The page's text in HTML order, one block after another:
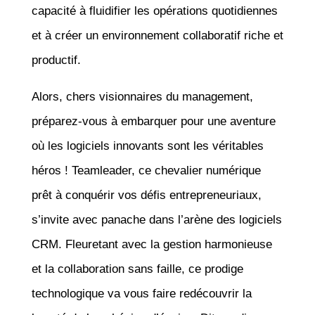
capacité à fluidifier les opérations quotidiennes
et à créer un environnement collaboratif riche et
productif.
Alors, chers visionnaires du management,
préparez-vous à embarquer pour une aventure
où les logiciels innovants sont les véritables
héros ! Teamleader, ce chevalier numérique
prêt à conquérir vos défis entrepreneuriaux,
s’invite avec panache dans l’arène des logiciels
CRM. Fleuretant avec la gestion harmonieuse
et la collaboration sans faille, ce prodige
technologique va vous faire redécouvrir la